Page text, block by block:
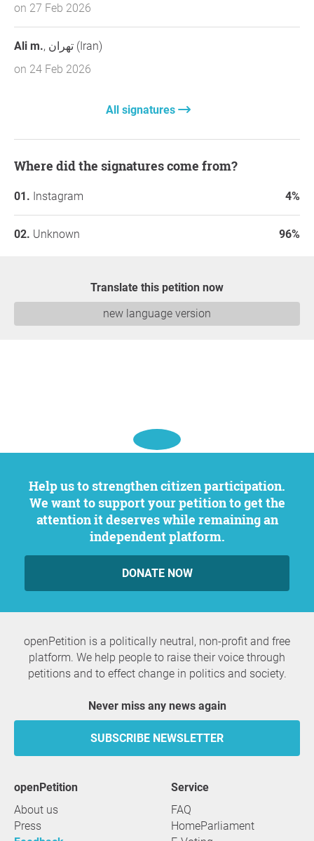
on 27 Feb 2026
Ali m.
, تهران (Iran)
on 24 Feb 2026
All signatures
Where did the signatures come from?
Instagram 4%
Unknown 96%
Translate this petition now
new language version
Help us to strengthen citizen participation.
We want to support your petition to get the
attention it deserves while remaining an
independent platform.
DONATE NOW
openPetition is a politically neutral, non-profit and free
platform. We help people to raise their voice through
petitions and to effect change in politics and society.
Never miss any news again
SUBSCRIBE NEWSLETTER
openPetition
About us
Press
service
FAQ
HomeParliament